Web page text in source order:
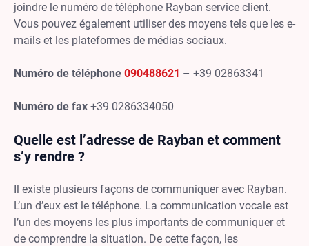
joindre le numéro de téléphone Rayban service client.
Vous pouvez également utiliser des moyens tels que les e-
mails et les plateformes de médias sociaux.
Numéro de téléphone 090488621 – +39 02863341
Numéro de fax +39 0286334050
Quelle est l’adresse de Rayban et comment
s’y rendre ?
Il existe plusieurs façons de communiquer avec Rayban.
L’un d’eux est le téléphone. La communication vocale est
l’un des moyens les plus importants de communiquer et
de comprendre la situation. De cette façon, les